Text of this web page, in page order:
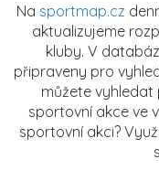
Na sportmap.cz
aktualizujeme
kluby. V
připraveny pro
můžete
sportovní akce ve
sportovní akci?